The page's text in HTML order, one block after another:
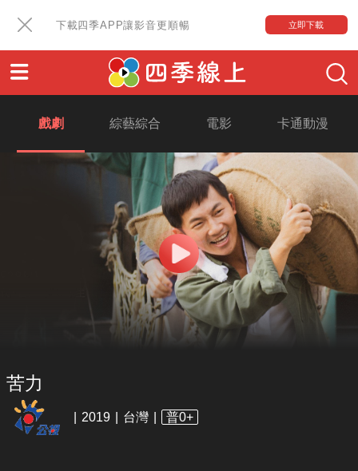
下載四季APP讓影音更順暢 立即下載
戲劇 綜藝綜合 電影 卡通動漫
苦力
2019 台灣 普0+